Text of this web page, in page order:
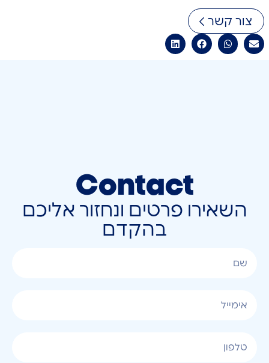
צור קשר
Contact
השאירו פרטים ונחזור אליכם
בהקדם